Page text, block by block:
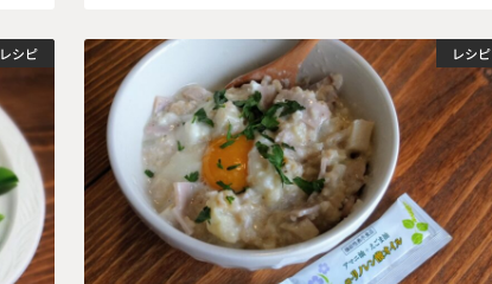
レシピ レシピ